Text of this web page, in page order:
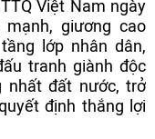
Việt Nam ngày
giương cao
lớp nhân dân,
tranh giành độc
nhất đất nước, trở
định thắng lợi